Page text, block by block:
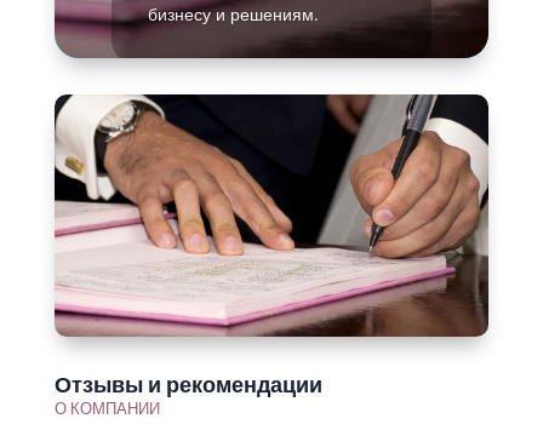
бизнесу и решениям.
Подробнее
Отзывы и рекомендации
О КОМПАНИИ